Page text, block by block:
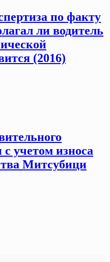
по факту
ли водитель
(2016)
с учетом износа
Митсубици